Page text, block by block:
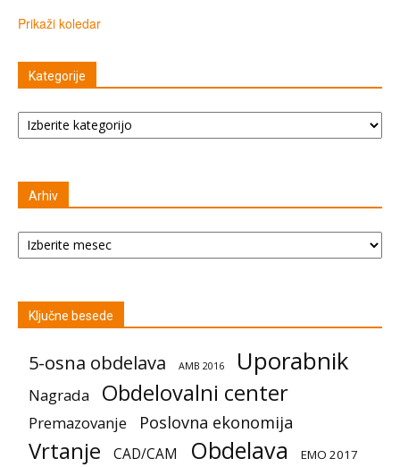
Prikaži koledar
Kategorije
Kategorije
Arhiv
Arhiv
Ključne besede
5-osna obdelava AMB 2016 Uporabnik
Nagrada Obdelovalni center
Premazovanje Poslovna ekonomija
Vrtanje CAD/CAM Obdelava EMO 2017